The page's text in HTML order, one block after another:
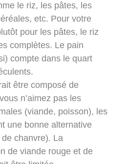
le riz, les pâtes, les
etc. Pour votre
pour les pâtes, le riz
complètes. Le pain
compte dans le quart
être composé de
n’aimez pas les
(viande, poisson), les
une bonne alternative
chanvre). La
de viande rouge et de